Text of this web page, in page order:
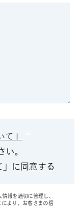
て」
い。
」に同意する
報を適切に管理し、
により、お客さまの信